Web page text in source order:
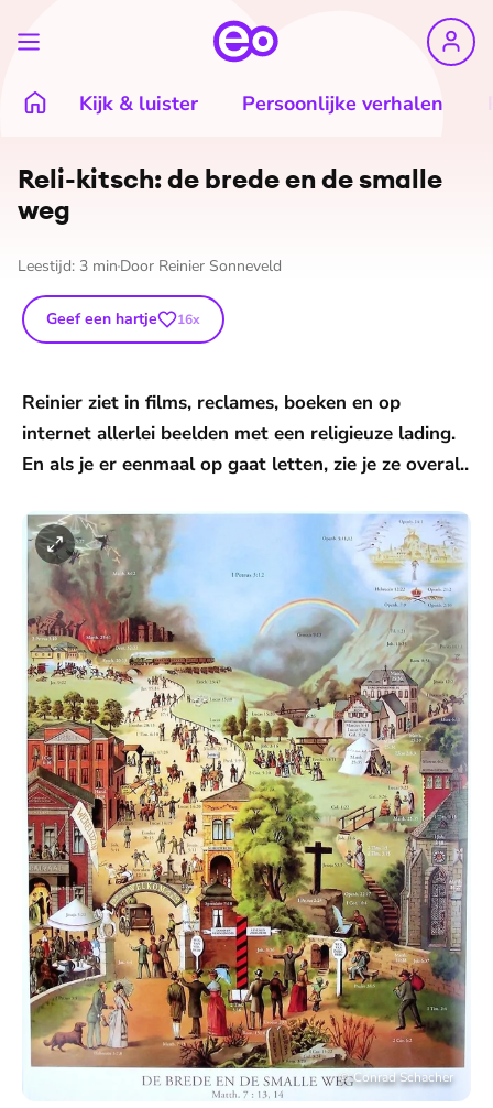
Kijk & luister Persoonlijke verhalen
Reli-kitsch: de brede en de smalle
weg
Leestijd: 3 min Door Reinier Sonneveld
Geef een hartje 16x
Reinier ziet in films, reclames, boeken en op
internet allerlei beelden met een religieuze lading.
En als je er eenmaal op gaat letten, zie je ze overal..
©Conrad Schacher